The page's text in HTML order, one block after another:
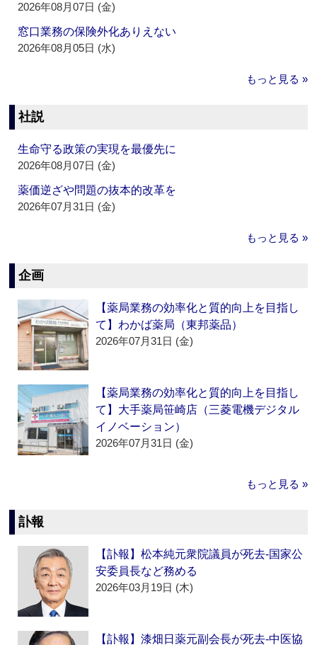
2026年08月07日 (金)
窓口業務の保険外化ありえない
2026年08月05日 (水)
もっと見る »
社説
生命守る政策の実現を最優先に
2026年08月07日 (金)
薬価逆ざや問題の抜本的改革を
2026年07月31日 (金)
もっと見る »
企画
【薬局業務の効率化と質的向上を目指し
て】わかば薬局（東邦薬品）
2026年07月31日 (金)
【薬局業務の効率化と質的向上を目指し
て】大手薬局笹崎店（三菱電機デジタル
イノベーション）
2026年07月31日 (金)
もっと見る »
訃報
【訃報】松本純元衆院議員が死去‐国家公
安委員長など務める
2026年03月19日 (木)
【訃報】漆畑日薬元副会長が死去‐中医協